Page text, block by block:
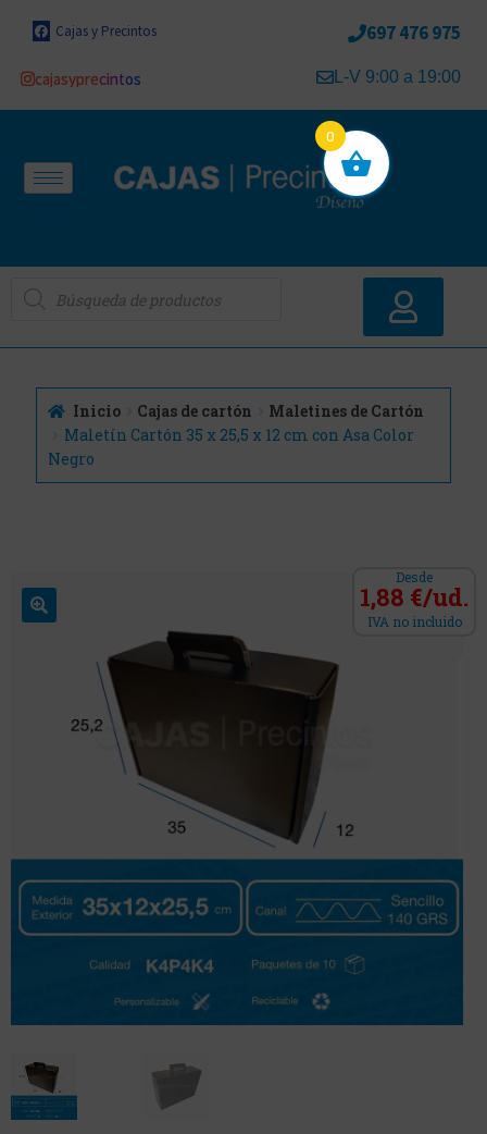
Cajas y Precintos
cajasyprecintos
697 476 975
L-V 9:00 a 19:00
Inicio Cajas de cartón
Maletines de Cartón
Maletín Cartón 35 x 25,5 x 12 cm con Asa Color
Negro
Desde
1,88 €/ud.
IVA no incluido
0